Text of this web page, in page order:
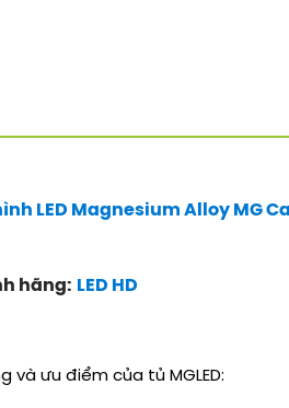
LED Magnesium Alloy MG
hãng: LED HD
và ưu điểm của tủ MGLED: